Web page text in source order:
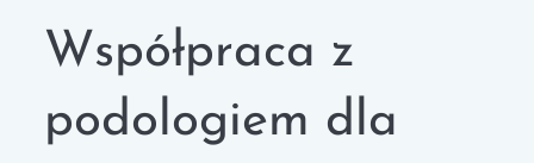
Współpraca z
podologiem dla